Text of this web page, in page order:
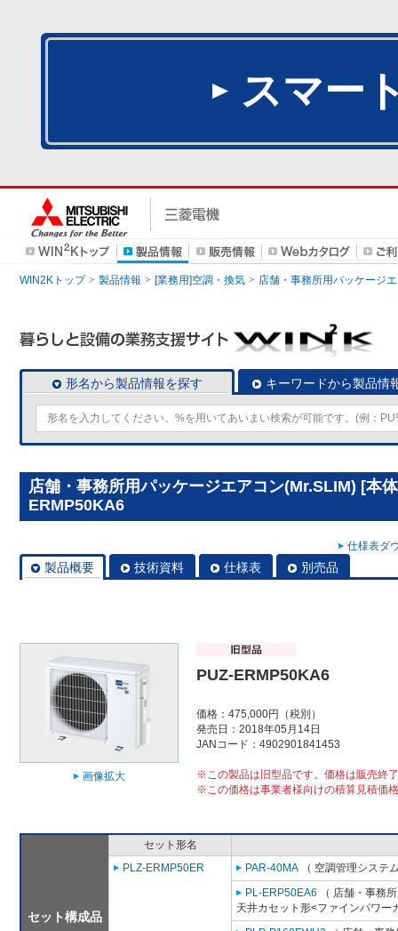
スマー
WIN2Kトップ 製品情報 [業務用]空調・換気 店舗・事務所用パッケージ
形名から製品情報を探す キーワードから製品情
店舗・事務所用パッケージエアコン(Mr.SLIM) [本
ERMP50KA6
仕様表ダ
製品概要 技術資料 仕様表 別売品
画像拡大
PUZ-ERMP50KA6
価格：475,000円（税別）
発売日：2018年05月14日
JANコード：4902901841453
※この製品は旧型品です。価格は販売終
※この価格は事業者様向けの積算見積価
セット構成品
セット形名
PLZ-ERMP50ER
PAR-40MA （ 空調管理システ
PL-ERP50EA6 （ 店舗・事務
天井カセット形<ファインパワー